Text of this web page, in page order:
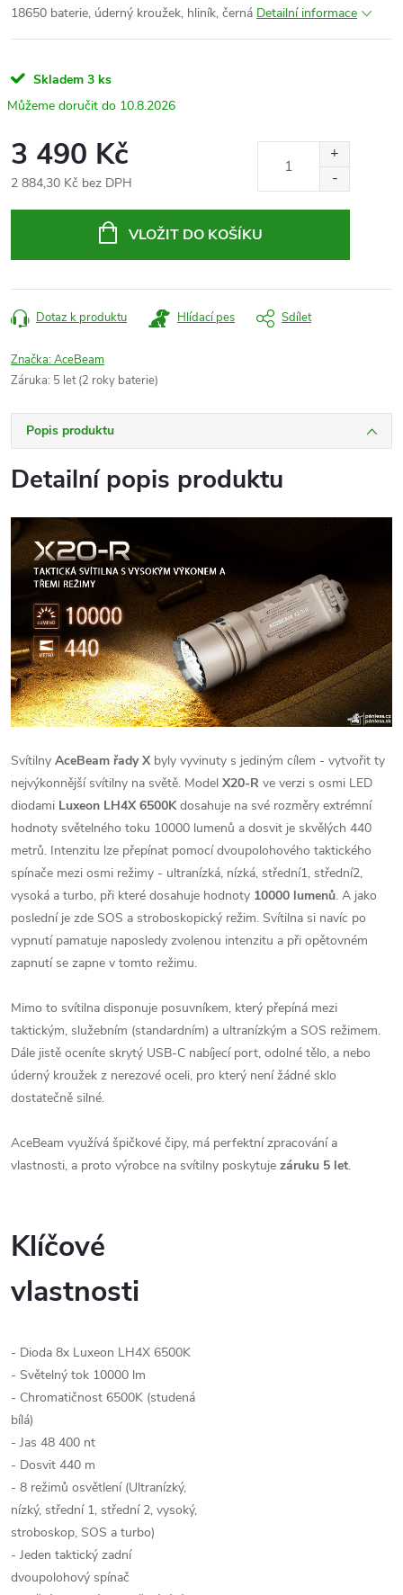
18650 baterie, úderný kroužek, hliník, černá Detailní informace
Skladem 3 ks
10.8.2026
3 490 Kč
2 884,30 Kč bez DPH
VLOŽIT DO KOŠÍKU
Dotaz k produktu Hlídací pes Sdílet
Značka:AceBeam
Záruka: 5 let (2 roky baterie)
Popis produktu
Detailní popis produktu
Svítilny AceBeam řady X byly vyvinuty s jediným cílem - vytvořit ty
nejvýkonnější svítilny na světě. Model X20-R ve verzi s osmi LED
diodami Luxeon LH4X 6500Kdosahuje na své rozměry extrémní
hodnoty světelného toku 10000 lumenů a dosvit je skvělých 440
metrů. Intenzitu lze přepínat pomocí dvoupolohového taktického
spínače mezi osmi režimy - ultranízká, nízká, střední1, střední2,
vysoká a turbo, při které dosahuje hodnoty 10000 lumenů. A jako
poslední je zde SOS a stroboskopický režim. Svítilna si navíc po
vypnutí pamatuje naposledy zvolenou intenzitu a při opětovném
zapnutí se zapne v tomto režimu.
Mimo to svítilna disponuje posuvníkem, který přepíná mezi
taktickým, služebním (standardním) a ultranízkým a SOS režimem.
Dále jistě oceníte skrytý USB-C nabíjecí port, odolné tělo, a nebo
úderný kroužek z nerezové oceli, pro který není žádné sklo
dostatečně silné.
AceBeam využívá špičkové čipy, má perfektní zpracování a
vlastnosti, a proto výrobce na svítilny poskytuje záruku 5 let.
Klíčové
vlastnosti
- Dioda 8x Luxeon LH4X 6500K
- Světelný tok 10000 lm
- Chromatičnost 6500K (studená
bílá)
- Jas 48 400 nt
- Dosvit 440 m
- 8 režimů osvětlení (Ultranízký,
nízký, střední 1, střední 2, vysoký,
stroboskop, SOS a turbo)
- Jeden taktický zadní
dvoupolohový spínač